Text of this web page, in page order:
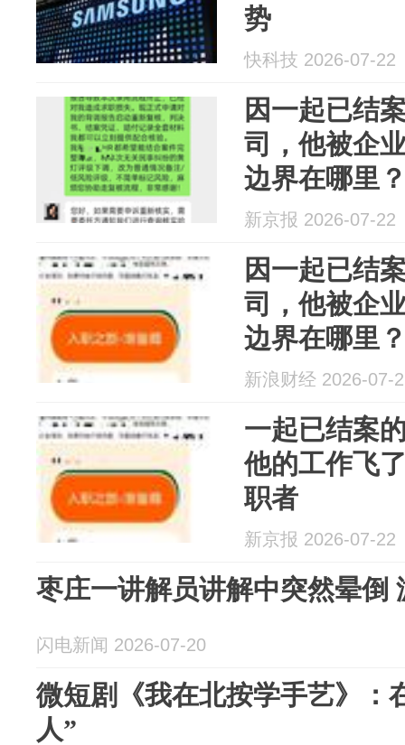
势
快科技 2026-07-22
因一起已结
司，他被企
边界在哪里
新京报 2026-07-22
因一起已结
司，他被企
边界在哪里
新浪财经 2026-07-
一起已结案
他的工作飞
职者
新京报 2026-07-22
枣庄一讲解员讲解中突然晕倒
闪电新闻 2026-07-20
微短剧《我在北按学手艺》：
人”